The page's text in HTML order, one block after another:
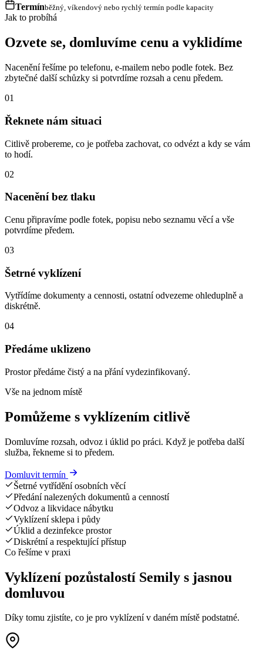
Termínběžný, víkendový nebo rychlý termín podle kapacity
Jak to probíhá
Ozvete se, domluvíme cenu a vyklidíme
Nacenění řešíme po telefonu, e-mailem nebo podle fotek. Bez
zbytečné další schůzky si potvrdíme rozsah a cenu předem.
01
Řeknete nám situaci
Citlivě probereme, co je potřeba zachovat, co odvézt a kdy se vám
to hodí.
02
Nacenění bez tlaku
Cenu připravíme podle fotek, popisu nebo seznamu věcí a vše
potvrdíme předem.
03
Šetrné vyklízení
Vytřídíme dokumenty a cennosti, ostatní odvezeme ohleduplně a
diskrétně.
04
Předáme uklizeno
Prostor předáme čistý a na přání vydezinfikovaný.
Vše na jednom místě
Pomůžeme s vyklízením citlivě
Domluvíme rozsah, odvoz i úklid po práci. Když je potřeba další
služba, řekneme si to předem.
Domluvit termín
Šetrné vytřídění osobních věcí
Předání nalezených dokumentů a cenností
Odvoz a likvidace nábytku
Vyklízení sklepa i půdy
Úklid a dezinfekce prostor
Diskrétní a respektující přístup
Co řešíme v praxi
Vyklízení pozůstalostí Semily s jasnou
domluvou
Díky tomu zjistíte, co je pro vyklízení v daném místě podstatné.